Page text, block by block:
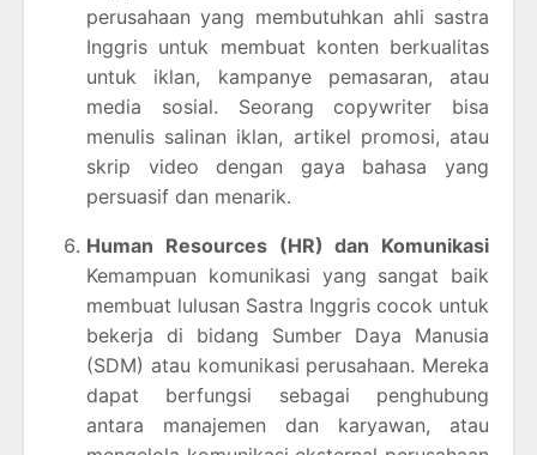
perusahaan yang membutuhkan ahli sastra
Inggris untuk membuat konten berkualitas
untuk iklan, kampanye pemasaran, atau
media sosial. Seorang copywriter bisa
menulis salinan iklan, artikel promosi, atau
skrip video dengan gaya bahasa yang
persuasif dan menarik.
Human Resources (HR) dan Komunikasi
Kemampuan komunikasi yang sangat baik
membuat lulusan Sastra Inggris cocok untuk
bekerja di bidang Sumber Daya Manusia
(SDM) atau komunikasi perusahaan. Mereka
dapat berfungsi sebagai penghubung
antara manajemen dan karyawan, atau